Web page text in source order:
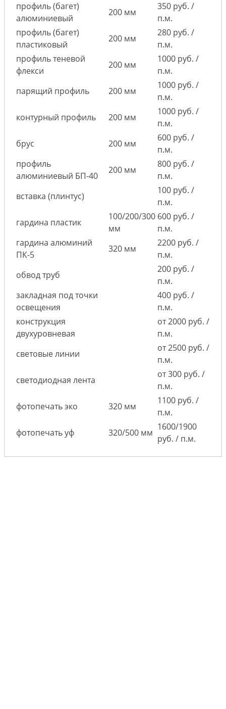
профиль (багет)
алюминиевый
200 мм
350 руб. /
п.м.
профиль (багет)
пластиковый
200 мм
280 руб. /
п.м.
профиль теневой
флекси
200 мм
1000 руб. /
п.м.
парящий профиль
200 мм
1000 руб. /
п.м.
контурный профиль
200 мм
1000 руб. /
п.м.
брус
200 мм
600 руб. /
п.м.
профиль
алюминиевый БП-40
200 мм
800 руб. /
п.м.
вставка (плинтус)
100 руб. /
п.м.
гардина пластик
100/200/300
мм
600 руб. /
п.м.
гардина алюминий
ПК-5
320 мм
2200 руб. /
п.м.
обвод труб
200 руб. /
п.м.
закладная под точки
освещения
400 руб. /
п.м.
конструкция
двухуровневая
от 2000 руб. /
п.м.
световые линии
от 2500 руб. /
п.м.
светодиодная лента
от 300 руб. /
п.м.
фотопечать эко
320 мм
1100 руб. /
п.м.
фотопечать уф
320/500 мм
1600/1900
руб. / п.м.